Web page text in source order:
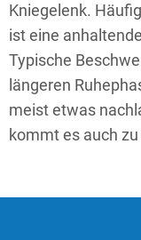
Kniegelenk.
ist eine
Typische
längeren
meist etwas
kommt es auch